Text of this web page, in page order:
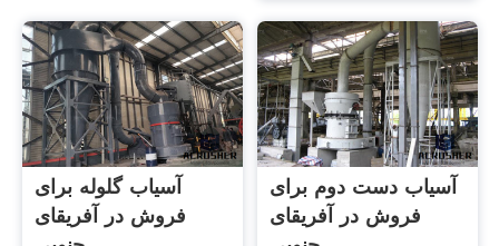
آسیاب گلوله برای
فروش در آفریقای
آسیاب دست دوم برای
فروش در آفریقای